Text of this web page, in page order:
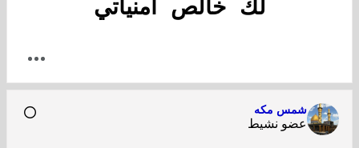
لك خالص امنياتي
شمس مكه
عضو نشيط